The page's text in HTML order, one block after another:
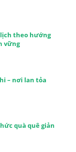
theo hướng
vững
– nơi lan tỏa
quà quê giản